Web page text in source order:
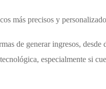
más precisos y
de generar ingresos,
especialmente si